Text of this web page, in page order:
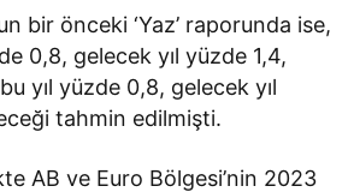
bir önceki ‘Yaz’ raporunda ise,
0,8, gelecek yıl yüzde 1,4,
yıl yüzde 0,8, gelecek yıl
tahmin edilmişti.
AB ve Euro Bölgesi’nin 2023